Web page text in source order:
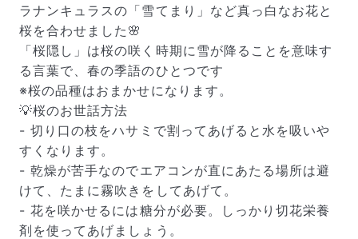
ラナンキュラスの「雪てまり」など真っ白なお花と
桜を合わせました🌸
「桜隠し」は桜の咲く時期に雪が降ることを意味す
る言葉で、春の季語のひとつです
※桜の品種はおまかせになります。
💡桜のお世話方法
- 切り口の枝をハサミで割ってあげると水を吸いや
すくなります。
- 乾燥が苦手なのでエアコンが直にあたる場所は避
けて、たまに霧吹きをしてあげて。
- 花を咲かせるには糖分が必要。しっかり切花栄養
剤を使ってあげましょう。